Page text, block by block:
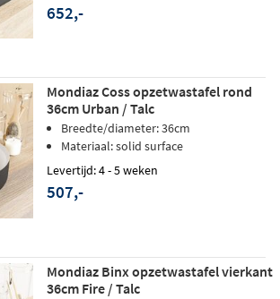
652,-
Mondiaz Coss opzetwastafel rond
36cm Urban / Talc
Breedte/diameter: 36cm
Materiaal: solid surface
Levertijd: 4 - 5 weken
507,-
Mondiaz Binx opzetwastafel vierkant
36cm Fire / Talc